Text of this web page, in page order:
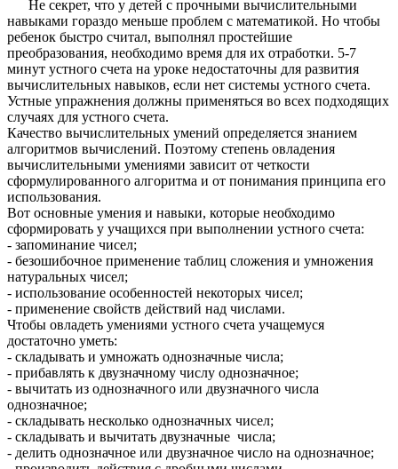
Не секрет, что у детей с прочными вычислительными
навыками гораздо меньше проблем с математикой. Но чтобы
ребенок быстро считал, выполнял простейшие
преобразования, необходимо время для их отработки. 5-7
минут устного счета на уроке недостаточны для развития
вычислительных навыков, если нет системы устного счета.
Устные упражнения должны применяться во всех подходящих
случаях для устного счета.
Качество вычислительных умений определяется знанием
алгоритмов вычислений. Поэтому степень овладения
вычислительными умениями зависит от четкости
сформулированного алгоритма и от понимания принципа его
использования.
Вот основные умения и навыки, которые необходимо
сформировать у учащихся при выполнении устного счета:
- запоминание чисел;
- безошибочное применение таблиц сложения и умножения
натуральных чисел;
- использование особенностей некоторых чисел;
- применение свойств действий над числами.
Чтобы овладеть умениями устного счета учащемуся
достаточно уметь:
- складывать и умножать однозначные числа;
- прибавлять к двузначному числу однозначное;
- вычитать из однозначного или двузначного числа
однозначное;
- складывать несколько однозначных чисел;
- складывать и вычитать двузначные числа;
- делить однозначное или двузначное число на однозначное;